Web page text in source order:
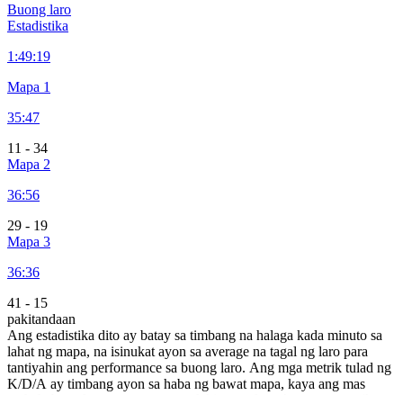
Buong laro
Estadistika
1:49:19
Mapa 1
35:47
11 - 34
Mapa 2
36:56
29 - 19
Mapa 3
36:36
41 - 15
pakitandaan
Ang estadistika dito ay batay sa timbang na halaga kada minuto sa
lahat ng mapa, na isinukat ayon sa average na tagal ng laro para
tantiyahin ang performance sa buong laro. Ang mga metrik tulad ng
K/D/A ay timbang ayon sa haba ng bawat mapa, kaya ang mas